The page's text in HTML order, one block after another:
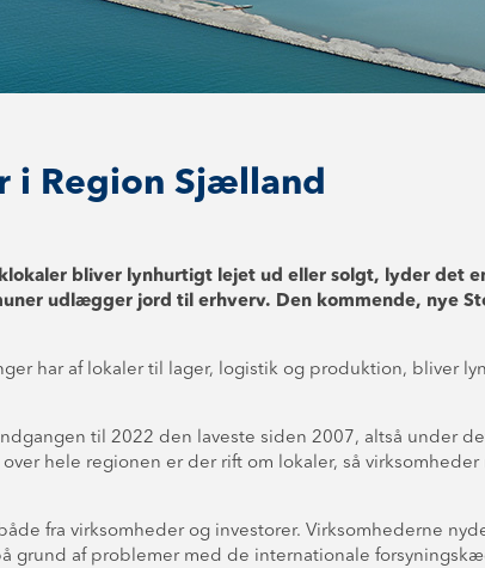
i Region Sjælland
bliver lynhurtigt lejet ud eller solgt, lyder det
udlægger jord til erhverv. Den kommende, nye
har af lokaler til lager, logistik og produktion, bliver
til 2022 den laveste siden 2007, altså under
hele regionen er der rift om lokaler, så
fra virksomheder og investorer. Virksomhederne
grund af problemer med de internationale